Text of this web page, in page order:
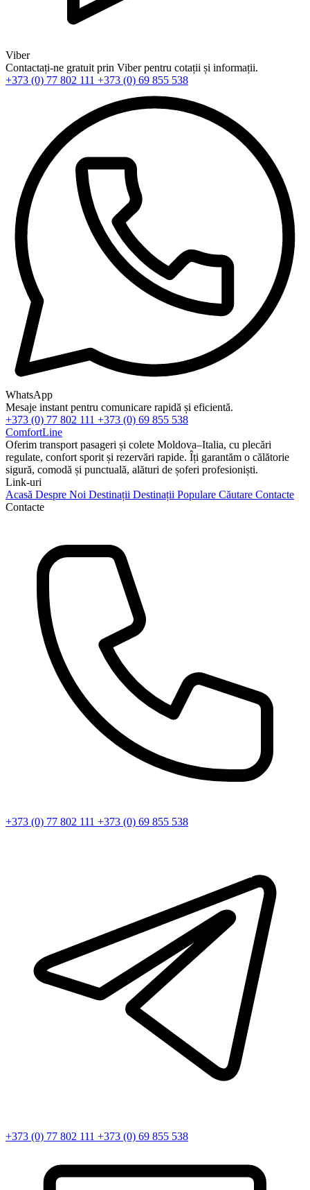
Viber
Contactați-ne gratuit prin Viber pentru cotații și informații.
+373 (0) 77 802 111 +373 (0) 69 855 538
WhatsApp
Mesaje instant pentru comunicare rapidă și eficientă.
+373 (0) 77 802 111 +373 (0) 69 855 538
ComfortLine
Oferim transport pasageri și colete Moldova–Italia, cu plecări
regulate, confort sporit și rezervări rapide. Îți garantăm o călătorie
sigură, comodă și punctuală, alături de șoferi profesioniști.
Link-uri
Acasă Despre Noi Destinații Destinații Populare Căutare Contacte
Contacte
+373 (0) 77 802 111 +373 (0) 69 855 538
+373 (0) 77 802 111 +373 (0) 69 855 538